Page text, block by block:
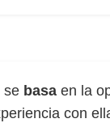
se basa en la
con